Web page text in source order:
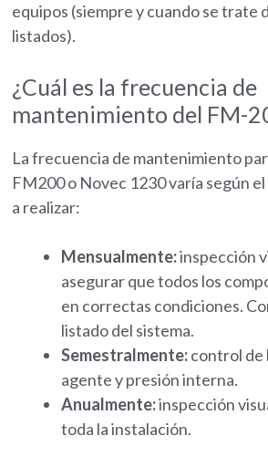
equipos (siempre y cuando se trate
listados).
¿Cuál es la frecuencia de
mantenimiento del FM-
La frecuencia de mantenimiento
FM200 o Novec 1230 varía según
a realizar:
Mensualmente:inspección
asegurar que todos los
en correctas condiciones.
listado del sistema.
Semestralmente:control de
agente y presión interna.
Anualmente:inspección
toda la instalación.